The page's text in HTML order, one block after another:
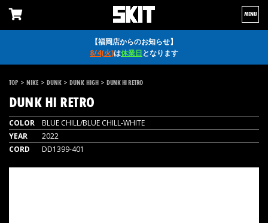
【福岡店からのお知らせ】
8/4(火)は休業日となります
MENU
TOP > NIKE > DUNK > DUNK HIGH > DUNK HI RETRO
DUNK HI RETRO
COLOR
BLUE CHILL/BLUE CHILL-WHITE
YEAR
2022
CORD
DD1399-401